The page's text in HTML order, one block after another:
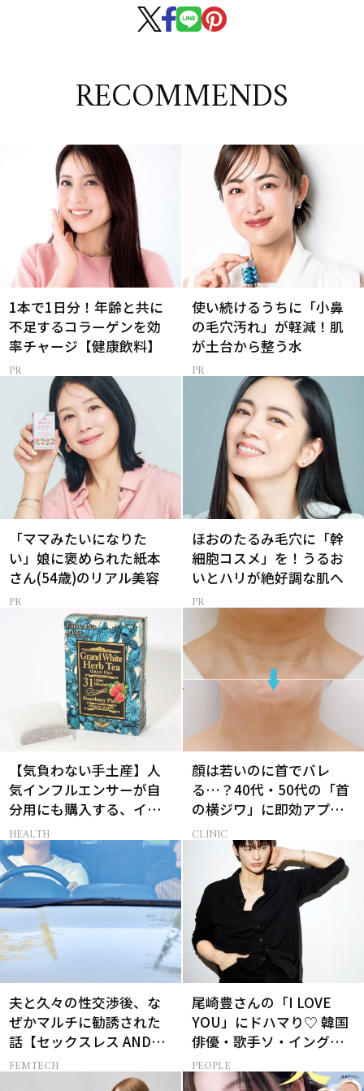
RECOMMENDS
1本で1日分！年齢と共に
不足するコラーゲンを効
率チャージ【健康飲料】
使い続けるうちに「小鼻
の毛穴汚れ」が軽減！肌
が土台から整う水
「ママみたいになりた
い」娘に褒められた紙本
さん(54歳)のリアル美容
ほおのたるみ毛穴に「幹
細胞コスメ」を！うるお
いとハリが絶好調な肌へ
【気負わない手土産】人
気インフルエンサーが自
分用にも購入する、イチ
押しギフト3選
HEALTH
顔は若いのに首でバレ
る…？40代・50代の「首
の横ジワ」に即効アプロ
ーチする最新美容医療と
CLINIC
夫と久々の性交渉後、な
ぜかマルチに勧誘された
話【セックスレス AND
THE CITY -女たちの告
FEMTECH
尾崎豊さんの「I LOVE
YOU」にドハマり♡ 韓国
俳優・歌手ソ・イングク
さんの音楽がすべての人
生って？
PEOPLE